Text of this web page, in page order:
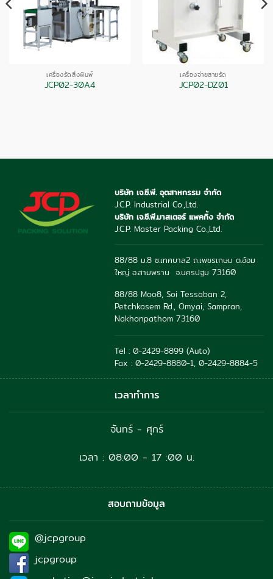
เครื่องรัดสิ่งพิมพ์
JCP02-30A4
เครื่องจ่ายสายรัด
JCP02-DZ01
บริษัท เจ.ซี.พี. อุตสาหกรรม จำกัด
J.C.P. Industrial Co.,Ltd.
บริษัท เจ.ซี.พี.มาสเตอร์ แพคกิ้ง จำกัด
J.C.P. Master Packing Co.,Ltd.
88/88 ม.8 ซ.เทศบาล2 ถ.เพชรเกษม ต.อ้อม
ใหญ่ อ.สามพราน จ.นครปฐม 73160
88/88 Moo8, Soi Tessaban 2,
Petchkasem Rd., Omyai, Sampran,
Nakhonpathom 73160
Tel : 0-2429-8899 (Auto)
Fax : 0-2429-8880-1, 0-2429-8884-5
เวลาทำการ
จันทร์ - ศุกร์
เวลา : 08:00 - 17 :00 น.
สอบถามข้อมูล
@jcpgroup
jcpgroup